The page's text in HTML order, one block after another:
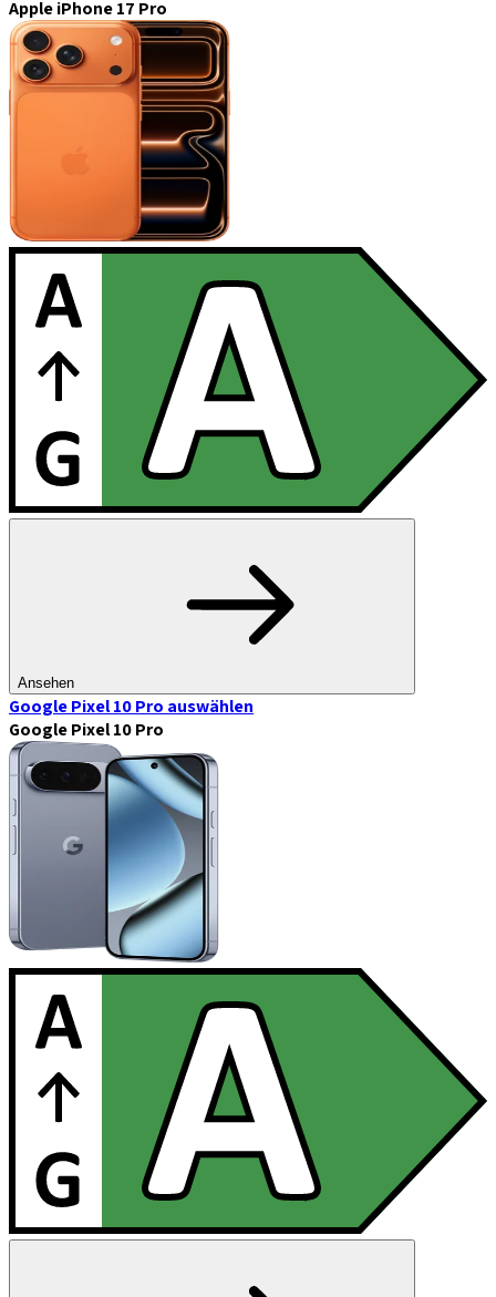
Apple iPhone 17 Pro
Ansehen
Google Pixel 10 Pro auswählen
Google Pixel 10 Pro